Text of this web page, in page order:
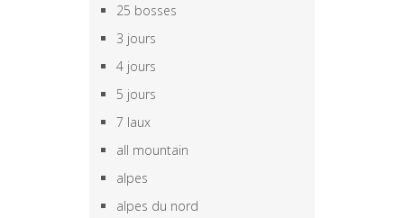
25 bosses
3 jours
4 jours
5 jours
7 laux
all mountain
alpes
alpes du nord